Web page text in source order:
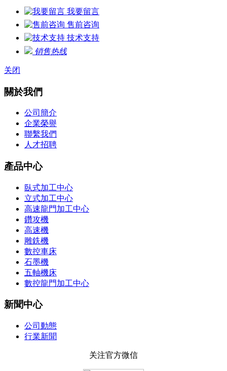
我要留言
售前咨询
技术支持
销售热线
关闭
關於我們
公司簡介
企業榮譽
聯繫我們
人才招聘
產品中心
臥式加工中心
立式加工中心
高速龍門加工中心
鑽攻機
高速機
雕銑機
數控車床
石墨機
五軸機床
數控龍門加工中心
新聞中心
公司動態
行業新聞
关注官方微信